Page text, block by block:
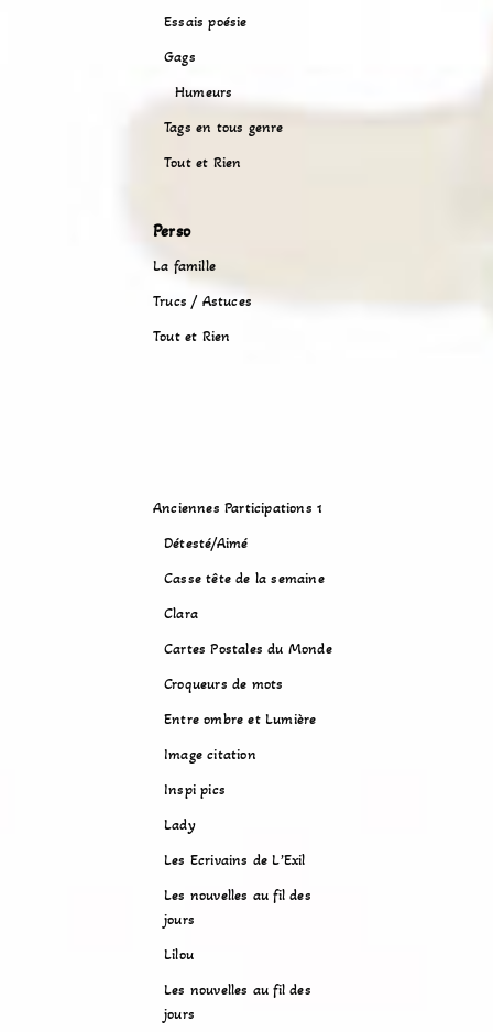
Essais poésie
Gags
Humeurs
Tags en tous genre
Tout et Rien
Perso
La famille
Trucs / Astuces
Tout et Rien
Anciennes Participations 1
Détesté/Aimé
Casse tête de la semaine
Clara
Cartes Postales du Monde
Croqueurs de mots
Entre ombre et Lumière
Image citation
Inspi pics
Lady
Les Ecrivains de L’Exil
Les nouvelles au fil des
jours
Lilou
Les nouvelles au fil des
jours